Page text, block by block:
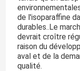
de l'isoparaffine
durables..Le
devrait croître
raison du
aval et de la
qualité.